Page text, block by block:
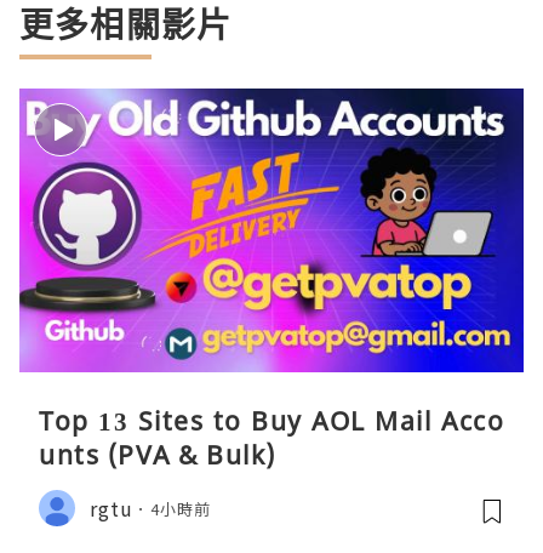
更多相關影片
Top 13 Sites to Buy AOL Mail Acco
unts (PVA & Bulk)
rgtu 4小時前